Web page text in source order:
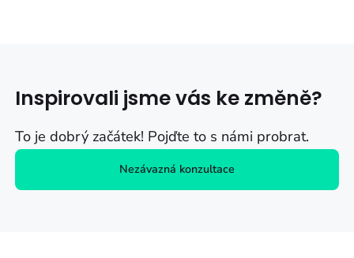
Inspirovali jsme vás ke změně?
To je dobrý začátek! Pojďte to s námi probrat.
Nezávazná konzultace